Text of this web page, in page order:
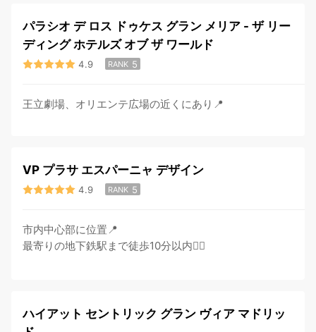
パラシオ デ ロス ドゥケス グラン メリア - ザ リー
ディング ホテルズ オブ ザ ワールド
4.9 RANK 5
王立劇場、オリエンテ広場の近くにあり📍
VP プラサ エスパーニャ デザイン
4.9 RANK 5
市内中心部に位置📍
最寄りの地下鉄駅まで徒歩10分以内🚶‍♂️
ハイアット セントリック グラン ヴィア マドリッ